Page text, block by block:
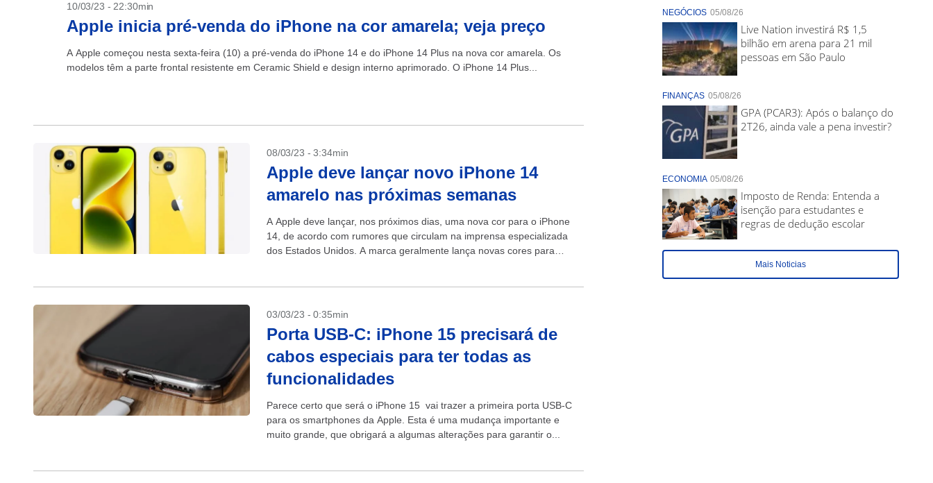
10/03/23 - 22:30min
Apple inicia pré-venda do iPhone na cor amarela; veja preço
A Apple começou nesta sexta-feira (10) a pré-venda do iPhone 14 e do iPhone 14 Plus na nova cor amarela. Os
modelos têm a parte frontal resistente em Ceramic Shield e design interno aprimorado. O iPhone 14 Plus...
08/03/23 - 3:34min
Apple deve lançar novo iPhone 14
amarelo nas próximas semanas
A Apple deve lançar, nos próximos dias, uma nova cor para o iPhone
14, de acordo com rumores que circulam na imprensa especializada
dos Estados Unidos. A marca geralmente lança novas cores para
03/03/23 - 0:35min
Porta USB-C: iPhone 15 precisará de
cabos especiais para ter todas as
funcionalidades
Parece certo que será o iPhone 15 vai trazer a primeira porta USB-C
para os smartphones da Apple. Esta é uma mudança importante e
muito grande, que obrigará a algumas alterações para garantir o...
NEGÓCIOS 05/08/26
Live Nation investirá R$ 1,5
bilhão em arena para 21 mil
pessoas em São Paulo
FINANÇAS 05/08/26
GPA (PCAR3): Após o balanço do
2T26, ainda vale a pena investir?
ECONOMIA 05/08/26
Imposto de Renda: Entenda a
isenção para estudantes e
regras de dedução escolar
Mais Noticias